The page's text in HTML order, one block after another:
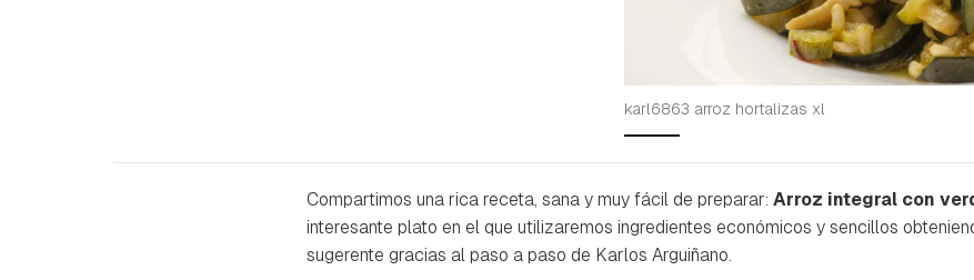
karl6863 arroz hortalizas xl
Compartimos una rica receta, sana y muy fácil de preparar: Arroz integral con
interesante plato en el que utilizaremos ingredientes económicos y sencillos
sugerente gracias al paso a paso de Karlos Arguiñano.